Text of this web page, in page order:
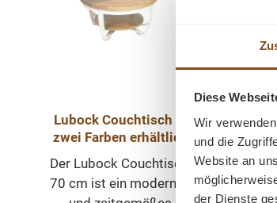
Diese
Wir
und die
Website an
der Dienste
Lubock Couchtisch in
zwei Farben erhältlich
Mangholz 70 cm
Beistelltisch
Der Lubock Couchtisch
70 cm ist ein modernes
cm